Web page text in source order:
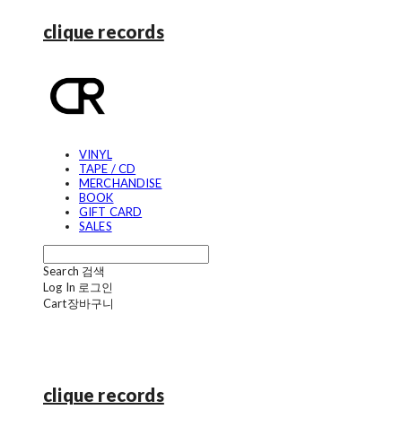
clique records
VINYL
TAPE / CD
MERCHANDISE
BOOK
GIFT CARD
SALES
Search 검색
Log In 로그인
Cart장바구니
clique records